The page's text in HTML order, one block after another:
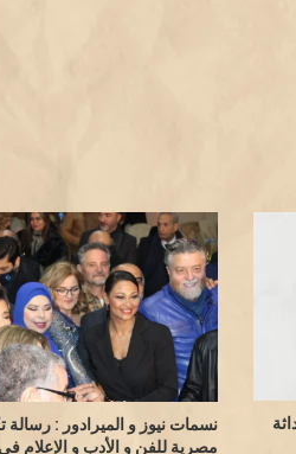
نسمات نيوز و الميرادور : رسالة
مصرية للفن و الأدب و الإعلام في